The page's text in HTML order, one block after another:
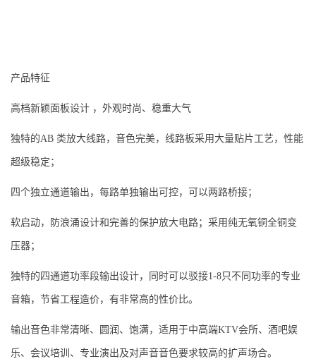
产品特征
高档新颖面板设计 ，外观时尚、稳重大气
独特的AB 类放大线路，音色完美，线路板采用大量贴片工艺，性能
超级稳定；
四个独立通道输出，每路单独输出可控，可以两路桥接；
软启动，防浪涌设计和完善的保护放大电路；采用纯无氧铜全铜变
压器；
独特的四通道功率段输出设计，同时可以驳接1-8只不同功率的专业
音箱，节省工程造价，有非常高的性价比。
输出音色非常清晰、圆润、饱满，适用于中高端KTV会所、酒吧娱
乐、会议培训、专业演出及对声音音色要求较高的扩声场合。